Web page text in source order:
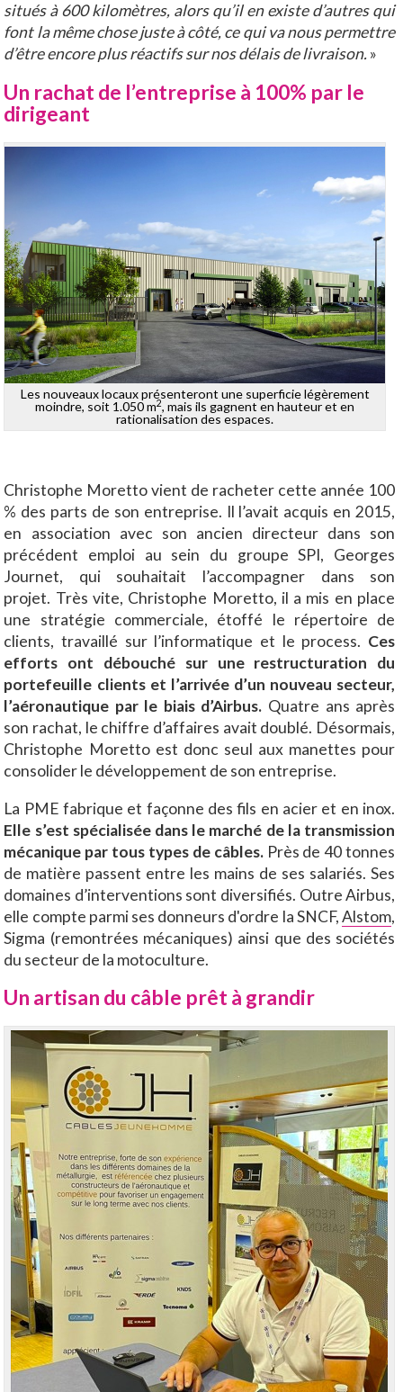
situés à 600 kilomètres, alors qu’il en existe d’autres qui
font la même chose juste à côté, ce qui va nous permettre
d’être encore plus réactifs sur nos délais de livraison.»
Un rachat de l’entreprise à 100% par le
dirigeant
Les nouveaux locaux présenteront une superficie légèrement
moindre, soit 1.050 m2, mais ils gagnent en hauteur et en
rationalisation des espaces.
Christophe Moretto vient de racheter cette année 100
% des parts de son entreprise. Il l’avait acquis en 2015,
en association avec son ancien directeur dans son
précédent emploi au sein du groupe SPI, Georges
Journet, qui souhaitait l’accompagner dans son
projet. Très vite, Christophe Moretto, il a mis en place
une stratégie commerciale, étoffé le répertoire de
clients, travaillé sur l’informatique et le process. Ces
efforts ont débouché sur une restructuration du
portefeuille clients et l’arrivée d’un nouveau secteur,
l’aéronautique par le biais d’Airbus. Quatre ans après
son rachat, le chiffre d’affaires avait doublé. Désormais,
Christophe Moretto est donc seul aux manettes pour
consolider le développement de son entreprise.
La PME fabrique et façonne des fils en acier et en inox.
Elle s’est spécialisée dans le marché de la transmission
mécanique par tous types de câbles.Près de 40 tonnes
de matière passent entre les mains de ses salariés. Ses
domaines d’interventions sont diversifiés. Outre Airbus,
elle compte parmi ses donneurs d'ordre la SNCF,Alstom,
Sigma (remontrées mécaniques) ainsi que des sociétés
du secteur de la motoculture.
Un artisan du câble prêt à grandir